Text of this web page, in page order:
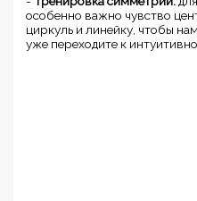
особенно важно чувство
циркуль и линейку, чтобы
уже переходите к